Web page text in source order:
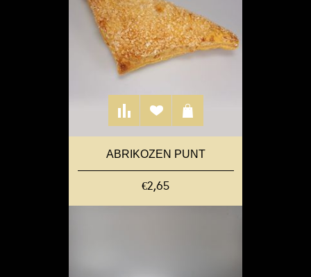
ABRIKOZEN PUNT
€2,65